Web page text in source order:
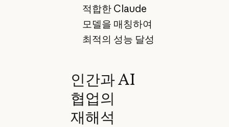
적합한 Claude
모델을 매칭하여
최적의 성능 달성
인간과 AI
협업의
재해석